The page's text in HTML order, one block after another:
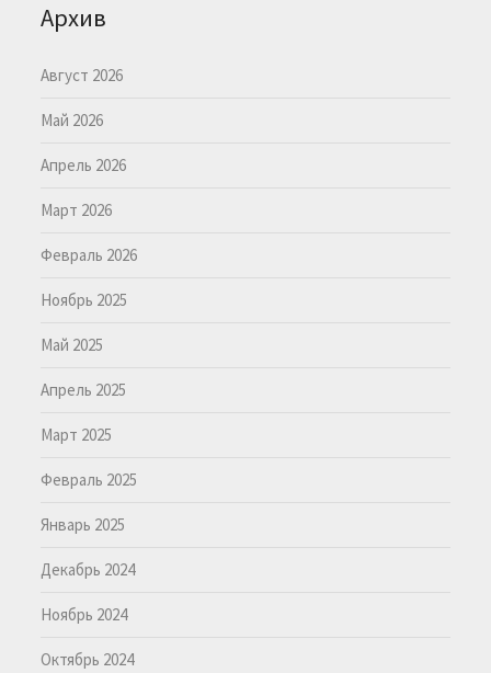
Архив
Август 2026
Май 2026
Апрель 2026
Март 2026
Февраль 2026
Ноябрь 2025
Май 2025
Апрель 2025
Март 2025
Февраль 2025
Январь 2025
Декабрь 2024
Ноябрь 2024
Октябрь 2024